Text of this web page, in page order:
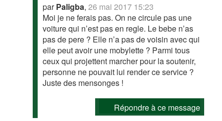
parPaligba,26 mai 2017 15:23
Moi je ne ferais pas. On ne circule pas une
voiture qui n’est pas en regle. Le bebe n’as
pas de pere ? Elle n’a pas de voisin avec qui
elle peut avoir une mobylette ? Parmi tous
ceux qui projettent marcher pour la soutenir,
personne ne pouvait lui render ce service ?
Juste des mensonges !
Répondre à ce message